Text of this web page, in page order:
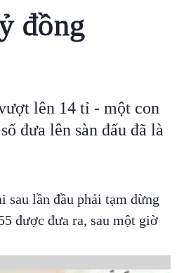
đồng
lên 14 tỉ - một con
đưa lên sàn đấu đã là
sau lần đầu phải tạm dừng
được đưa ra, sau một giờ